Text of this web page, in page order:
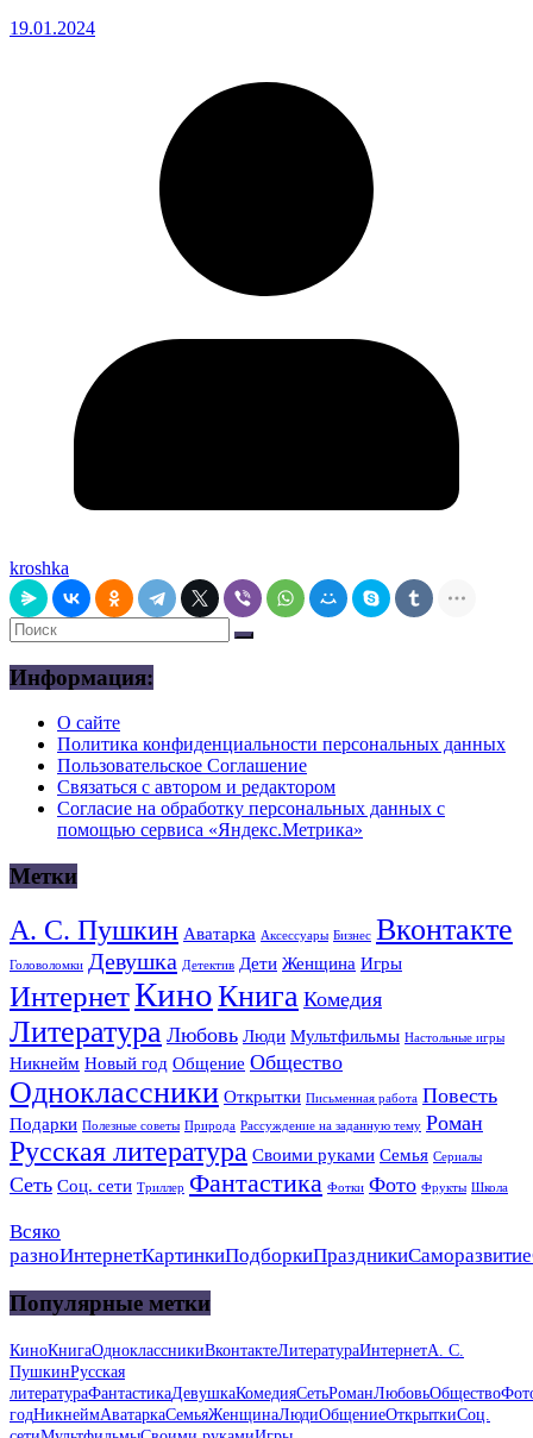
19.01.2024
kroshka
Информация:
О сайте
Политика конфиденциальности персональных данных
Пользовательское Соглашение
Связаться с автором и редактором
Согласие на обработку персональных данных с
помощью сервиса «Яндекс.Метрика»
Метки
А. С. Пушкин Аватарка Аксессуары Бизнес Вконтакте
Головоломки Девушка Детектив Дети Женщина Игры
ИнтернетКиноКнига Комедия
Литература Любовь Люди Мультфильмы Настольные игры
Никнейм Новый год Общение Общество
Одноклассники Открытки Письменная работа Повесть
Подарки Полезные советы Природа Рассуждение на заданную тему Роман
Русская литература Своими руками Семья Сериалы
Сеть Соц. сети Триллер Фантастика Фотки Фото Фрукты Школа
Всяко
разноИнтернетКартинкиПодборкиПраздникиСаморазвитие
Популярные метки
КиноКнигаОдноклассникиВконтактеЛитератураИнтернетА. С.
ПушкинРусская
литератураФантастикаДевушкаКомедияСетьРоманЛюбовьОбщество
годНикнеймАватаркаСемьяЖенщинаЛюдиОбщениеОткрыткиСоц.